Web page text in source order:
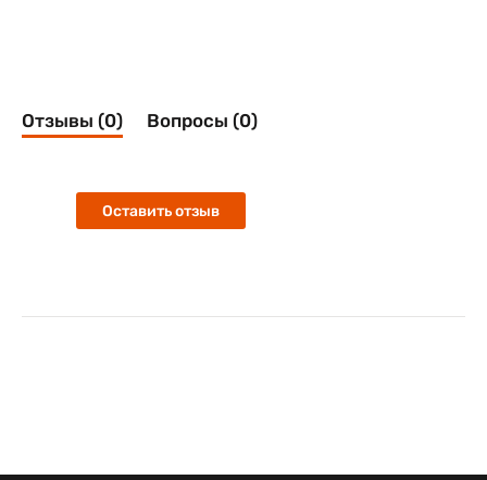
Отзывы (0) Вопросы (0)
Оставить отзыв